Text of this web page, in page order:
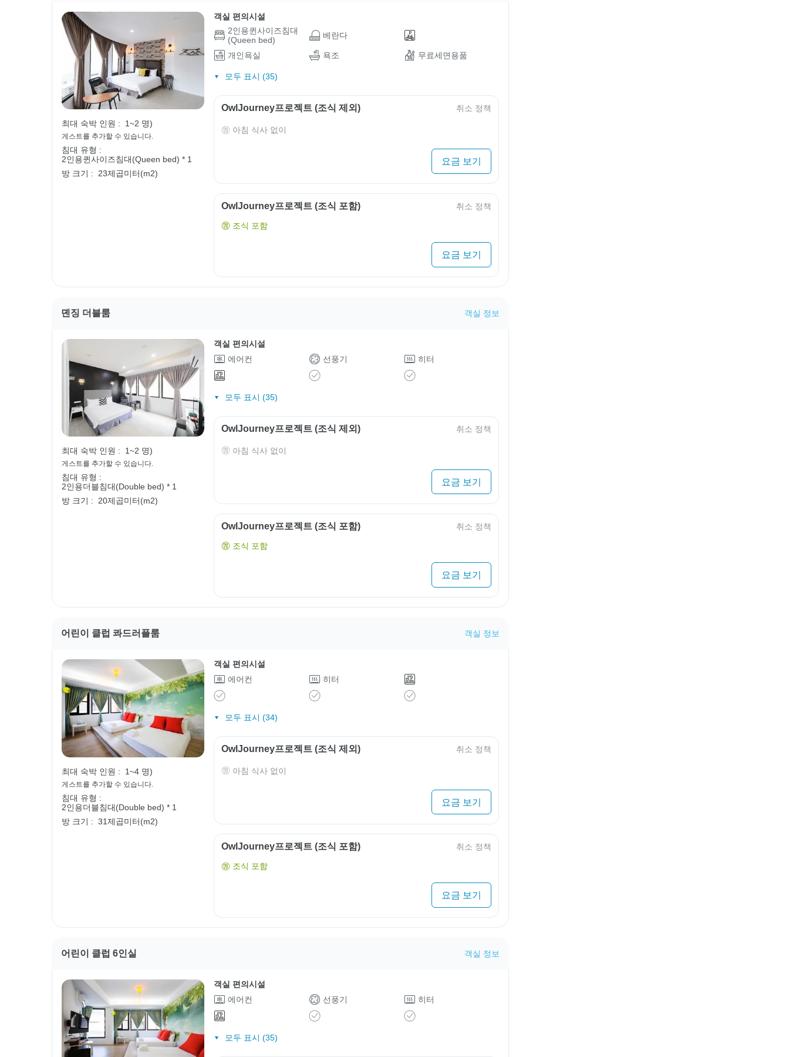
최대 숙박 인원 : 1~2 명)
게스트를 추가할 수 있습니다.
침대 유형 :
2인용퀸사이즈침대(Queen bed) * 1
방 크기 : 23제곱미터(m2)
객실 편의시설
2인용퀸사이즈침대
(Queen bed)
베란다
개인욕실 욕조 무료세면용품
모두 표시 (35)
OwlJourney프로젝트 (조식 제외) 취소 정책
아침 식사 없이
요금 보기
OwlJourney프로젝트 (조식 포함) 취소 정책
조식 포함
요금 보기
뎬징 더블룸 객실 정보
최대 숙박 인원 : 1~2 명)
게스트를 추가할 수 있습니다.
침대 유형 :
2인용더블침대(Double bed) * 1
방 크기 : 20제곱미터(m2)
객실 편의시설
에어컨
선풍기 히터
모두 표시 (35)
OwlJourney프로젝트 (조식 제외) 취소 정책
아침 식사 없이
요금 보기
OwlJourney프로젝트 (조식 포함) 취소 정책
조식 포함
요금 보기
어린이 클럽 콰드러플룸 객실 정보
최대 숙박 인원 : 1~4 명)
게스트를 추가할 수 있습니다.
침대 유형 :
2인용더블침대(Double bed) * 1
방 크기 : 31제곱미터(m2)
객실 편의시설
에어컨
히터
모두 표시 (34)
OwlJourney프로젝트 (조식 제외) 취소 정책
아침 식사 없이
요금 보기
OwlJourney프로젝트 (조식 포함) 취소 정책
조식 포함
요금 보기
어린이 클럽 6인실 객실 정보
객실 편의시설
에어컨
선풍기 히터
모두 표시 (35)